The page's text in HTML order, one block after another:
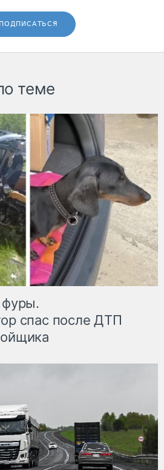
ПОДПИСАТЬСЯ
теме
фуры.
спас после ДТП